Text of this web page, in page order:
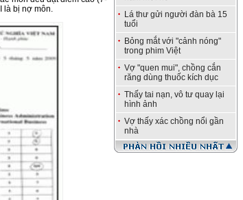
là bị nợ môn.
Lá thư gửi người đàn bà 15
tuổi
Bỏng mắt với "cảnh nóng"
trong phim Việt
Vợ "quen mui", chồng cắn
răng dùng thuốc kích dục
Thấy tai nạn, vô tư quay lại
hình ảnh
Vợ thấy xác chồng nổi gần
nhà